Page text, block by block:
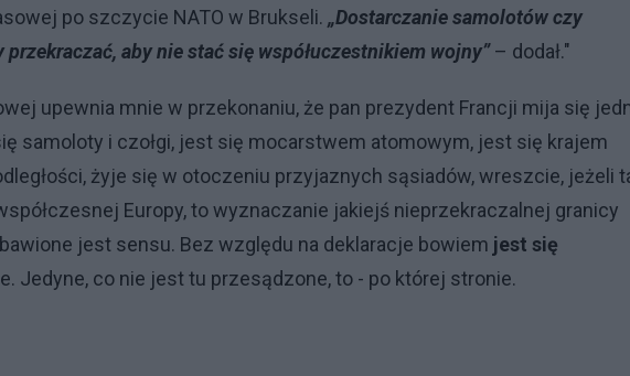
po szczycie NATO w Brukseli. „Dostarczanie samolotów czy
aby nie stać się współuczestnikiem wojny”– dodał."
upewnia mnie w przekonaniu, że pan prezydent Francji mija się
samoloty i czołgi, jest się mocarstwem atomowym, jest się krajem
żyje się w otoczeniu przyjaznych sąsiadów, wreszcie, jeżeli
Europy, to wyznaczanie jakiejś nieprzekraczalnej granicy
jest sensu. Bez względu na deklaracje bowiem jest się
Jedyne, co nie jest tu przesądzone, to - po której stronie.